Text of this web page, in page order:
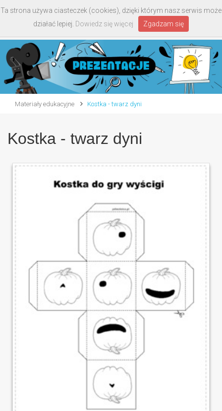
Materiały edukacyjne Kostka - twarz dyni
Kostka - twarz dyni
Ta strona używa ciasteczek (cookies), dzięki którym nasz serwis może
działać lepiej. Dowiedz się więcej Zgadzam się